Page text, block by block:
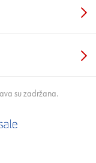
su zadržana.